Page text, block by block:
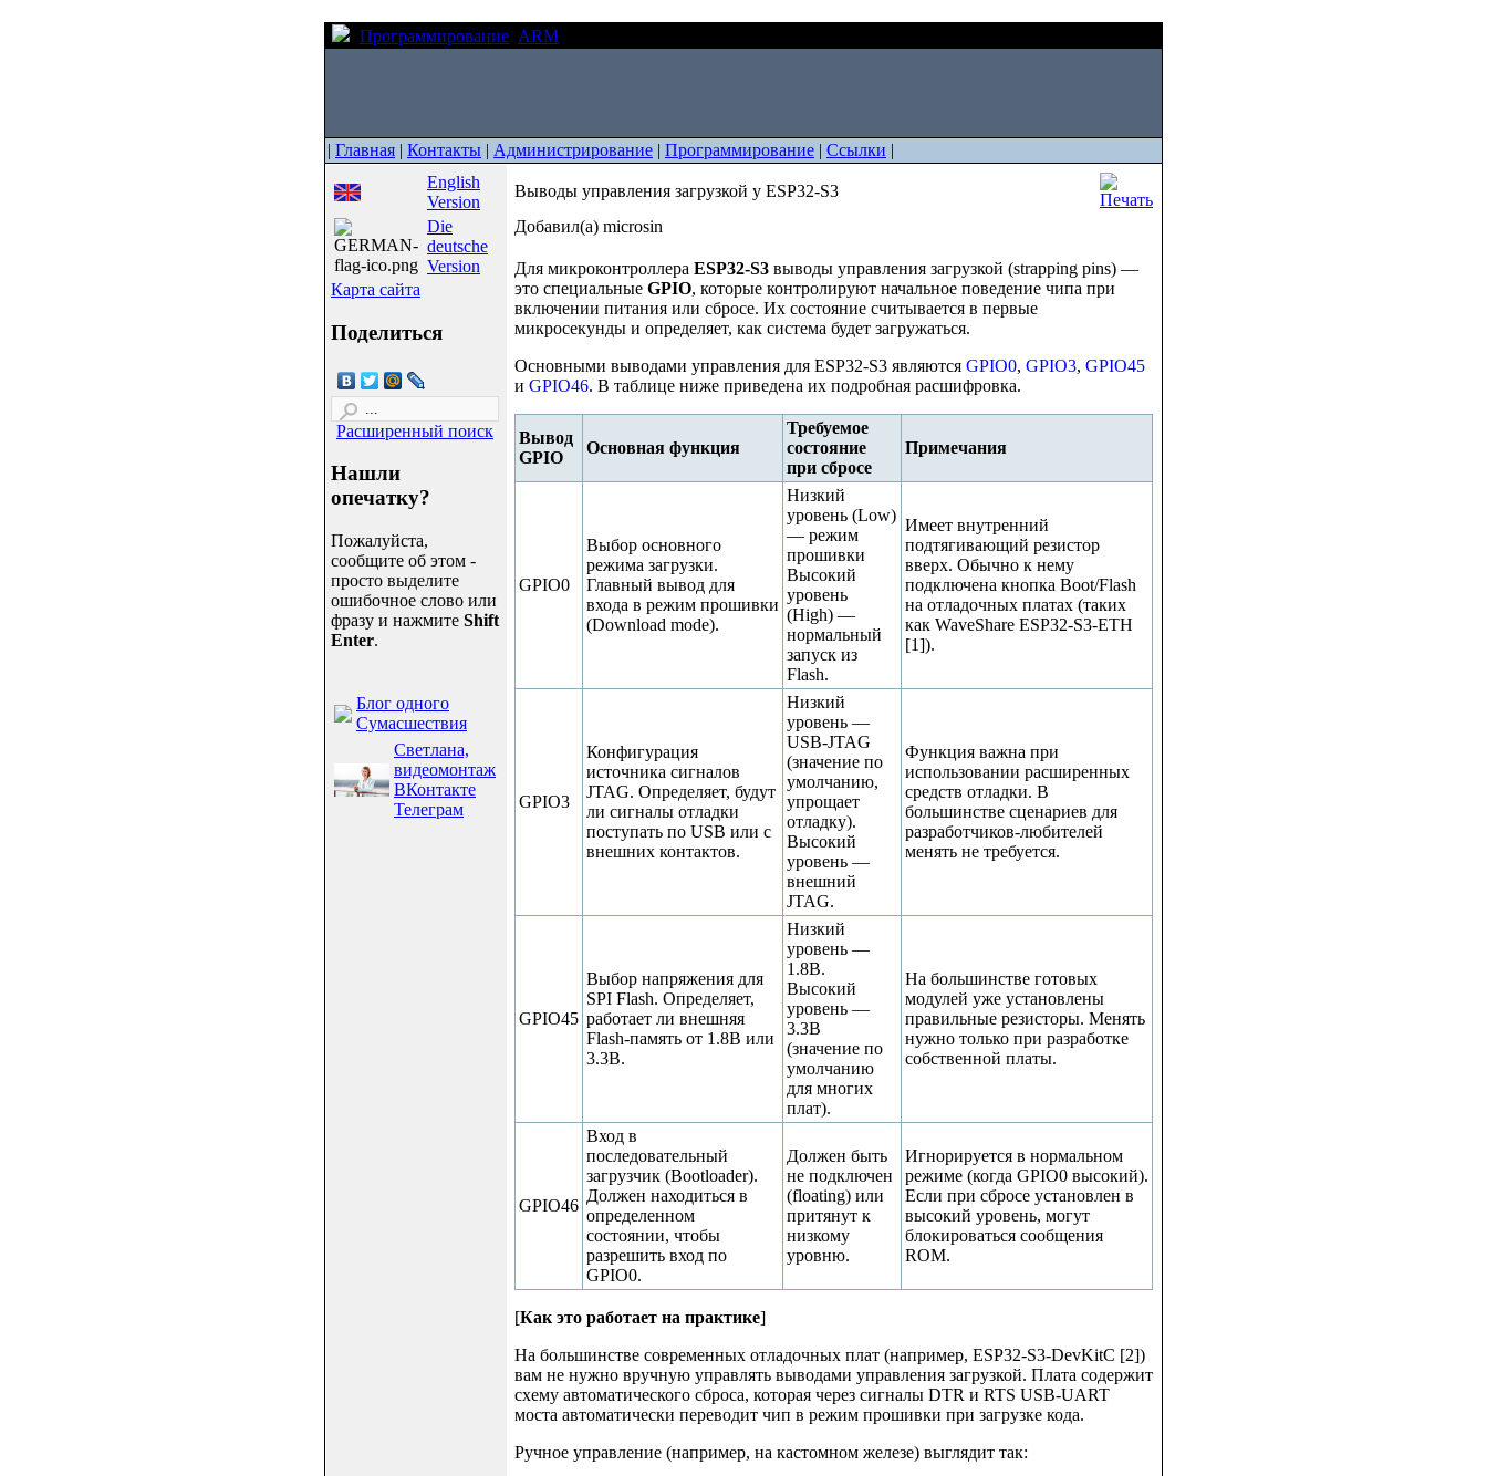
Программирование ARM
| Главная | Контакты | Администрирование | Программирование | Ссылки |
English
Version
Die
deutsche
Version
Карта сайта
Поделиться
Расширенный поиск
Нашли
опечатку?
Пожалуйста,
сообщите об этом -
просто выделите
ошибочное слово или
фразу и нажмите Shift
Enter.
Блог одного
Сумасшествия
Светлана,
видеомонтаж
ВКонтакте
Телеграм
Выводы управления загрузкой у ESP32-S3
Добавил(а) microsin
Для микроконтроллера ESP32-S3 выводы управления загрузкой (strapping pins) —
это специальные GPIO, которые контролируют начальное поведение чипа при
включении питания или сбросе. Их состояние считывается в первые
микросекунды и определяет, как система будет загружаться.
Основными выводами управления для ESP32-S3 являются GPIO0, GPIO3, GPIO45
и GPIO46. В таблице ниже приведена их подробная расшифровка.
Вывод
GPIO
Основная функция
Требуемое
состояние
при сбросе
Примечания
GPIO0
Выбор основного
режима загрузки.
Главный вывод для
входа в режим прошивки
(Download mode).
Низкий
уровень (Low)
— режим
прошивки
Высокий
уровень
(High) —
нормальный
запуск из
Flash.
Имеет внутренний
подтягивающий резистор
вверх. Обычно к нему
подключена кнопка Boot/Flash
на отладочных платах (таких
как WaveShare ESP32-S3-ETH
[1]).
GPIO3
Конфигурация
источника сигналов
JTAG. Определяет, будут
ли сигналы отладки
поступать по USB или с
внешних контактов.
Низкий
уровень —
USB-JTAG
(значение по
умолчанию,
упрощает
отладку).
Высокий
уровень —
внешний
JTAG.
Функция важна при
использовании расширенных
средств отладки. В
большинстве сценариев для
разработчиков-любителей
менять не требуется.
GPIO45
Выбор напряжения для
SPI Flash. Определяет,
работает ли внешняя
Flash-память от 1.8В или
3.3В.
Низкий
уровень —
1.8В.
Высокий
уровень —
3.3В
(значение по
умолчанию
для многих
плат).
На большинстве готовых
модулей уже установлены
правильные резисторы. Менять
нужно только при разработке
собственной платы.
GPIO46
Вход в
последовательный
загрузчик (Bootloader).
Должен находиться в
определенном
состоянии, чтобы
разрешить вход по
GPIO0.
Должен быть
не подключен
(floating) или
притянут к
низкому
уровню.
Игнорируется в нормальном
режиме (когда GPIO0 высокий).
Если при сбросе установлен в
высокий уровень, могут
блокироваться сообщения
ROM.
[Как это работает на практике]
На большинстве современных отладочных плат (например, ESP32-S3-DevKitC [2])
вам не нужно вручную управлять выводами управления загрузкой. Плата содержит
схему автоматического сброса, которая через сигналы DTR и RTS USB-UART
моста автоматически переводит чип в режим прошивки при загрузке кода.
Ручное управление (например, на кастомном железе) выглядит так: